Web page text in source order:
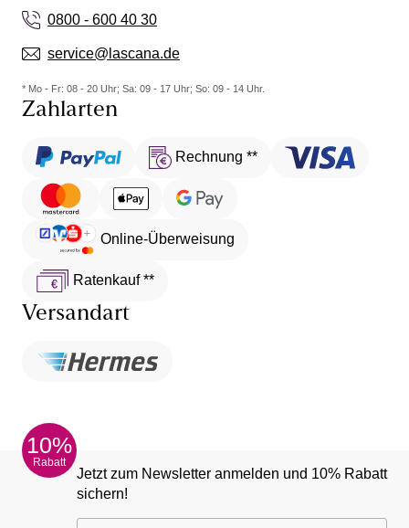
0800 - 600 40 30
service@lascana.de
* Mo - Fr: 08 - 20 Uhr; Sa: 09 - 17 Uhr; So: 09 - 14 Uhr.
Zahlarten
Rechnung **
Online-Überweisung
Ratenkauf **
Versandart
10%
Rabatt
Jetzt zum Newsletter anmelden und 10% Rabatt
sichern!